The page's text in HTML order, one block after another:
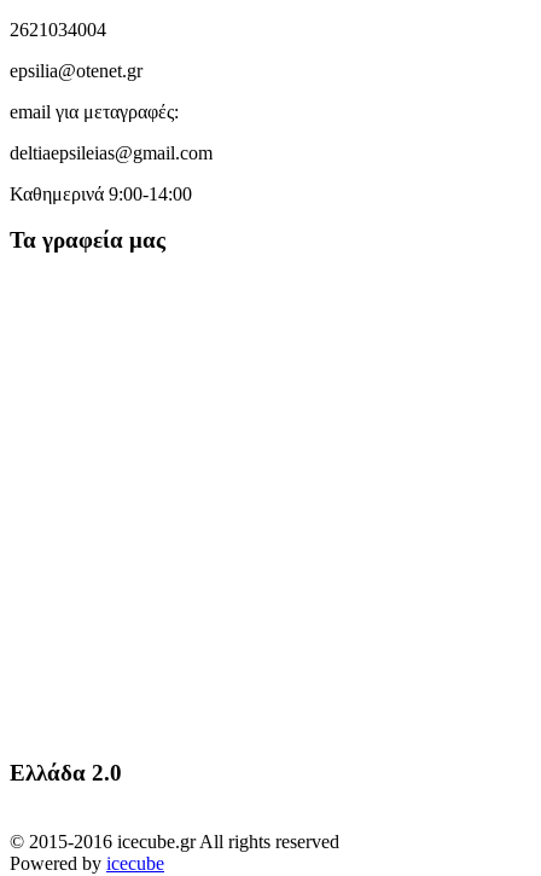
2621034004
epsilia@otenet.gr
email για μεταγραφές:
deltiaepsileias@gmail.com
Καθημερινά 9:00-14:00
Τα γραφεία μας
Ελλάδα 2.0
© 2015-2016 icecube.gr All rights reserved
Powered by icecube